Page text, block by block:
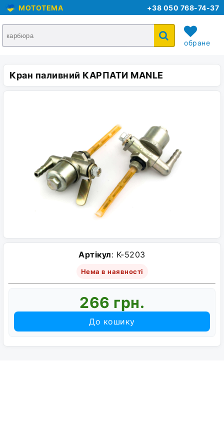
MOTOTEMA +38 050 768-74-37
обране
Кран паливний КАРПАТИ MANLE
Артікул: K-5203
Нема в наявності
266 грн.
До кошику